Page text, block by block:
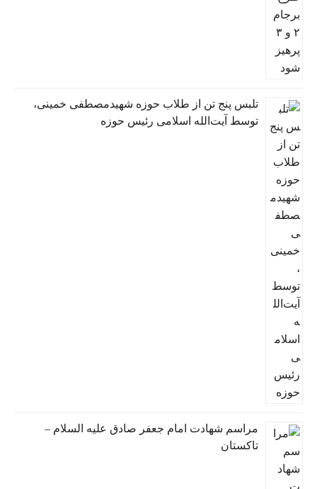
تلبس پنج تن از طلاب حوزه شهیدمصطفی خمینی،
توسط آیت‌الله اسلامی رئیس حوزه
مراسم شهادت امام جعفر صادق علیه السلام –
تاکستان